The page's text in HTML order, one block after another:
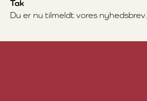
Tak
Du er nu tilmeldt vores nyhedsbrev.